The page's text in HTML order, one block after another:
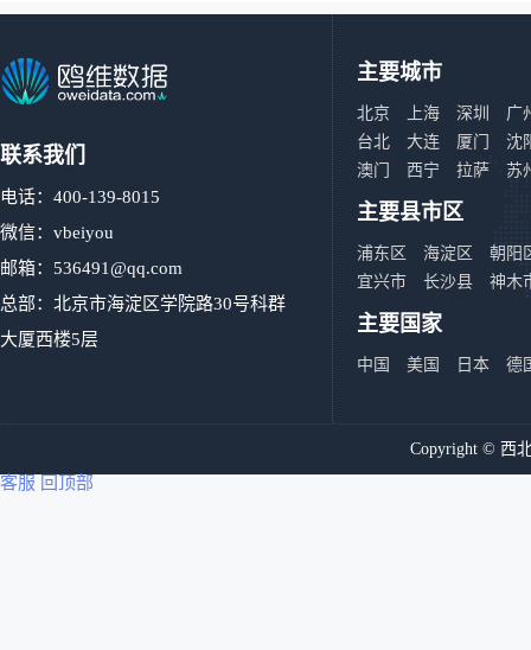
联系我们
电话：400-139-8015
微信：vbeiyou
邮箱： 536491@qq.com
总部：北京市海淀区学院路30号科群
大厦西楼5层
主要城市
北京 上海 深圳
广
台北
大连 厦门
沈
澳门
西宁 拉萨 苏
主要县市区
浦东区 海淀区
朝阳
宜兴市
长沙县 神木
主要国家
中国 美国 日本 德
Copyright © 西
客服 回顶部